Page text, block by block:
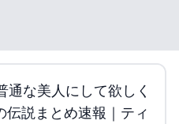
キン
ン 祠
通な美人にして欲しく
説まとめ速報｜ティ